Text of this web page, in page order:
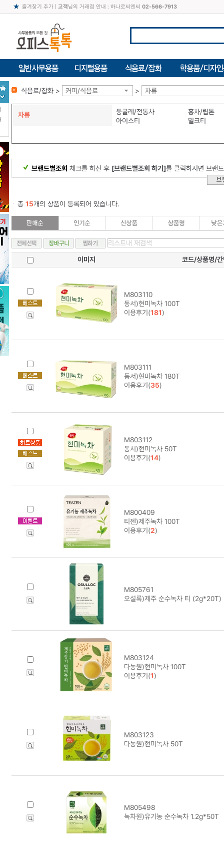
즐겨찾기 추가| 고객님의 거래점 안내 : 하나로씨엔씨 02-566-7913
식음료/잡화 > 커피/식음료 > 차류
차류 둥굴레/전통차
홍차/립톤
아이스티
밀크티
브랜드별조회 체크를 하신 후 [브랜드별조회 하기]를 클릭하시면 브랜
총 15개의 상품이 등록되어 있습니다.
이미지 코드/상품명/간
M803110
동서)현미녹차 100T
이용후기(181)
M803111
동서)현미녹차 180T
이용후기(35)
M803112
동서)현미녹차 50T
이용후기(14)
M800409
티젠)제주녹차 100T
이용후기(2)
M805761
오설록)제주 순수녹차 티 (2g*20T)
M803124
다농원)현미녹차 100T
이용후기(1)
M803123
다농원)현미녹차 50T
M805498
녹차원)유기농 순수녹차 1.2g*50T